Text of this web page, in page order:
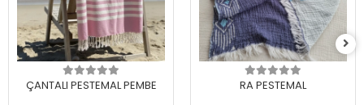
ÇANTALI PESTEMAL PEMBE RA PESTEMAL